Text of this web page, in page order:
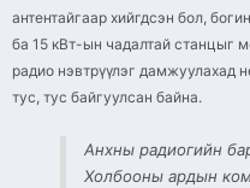
антентайгаар хийгдсэн бол,
ба 15 кВт-ын чадалтай станцыг
радио нэвтрүүлэг дамжуулахад
тус, тус байгуулсан байна.
Анхны радиогийн
Холбооны ардын